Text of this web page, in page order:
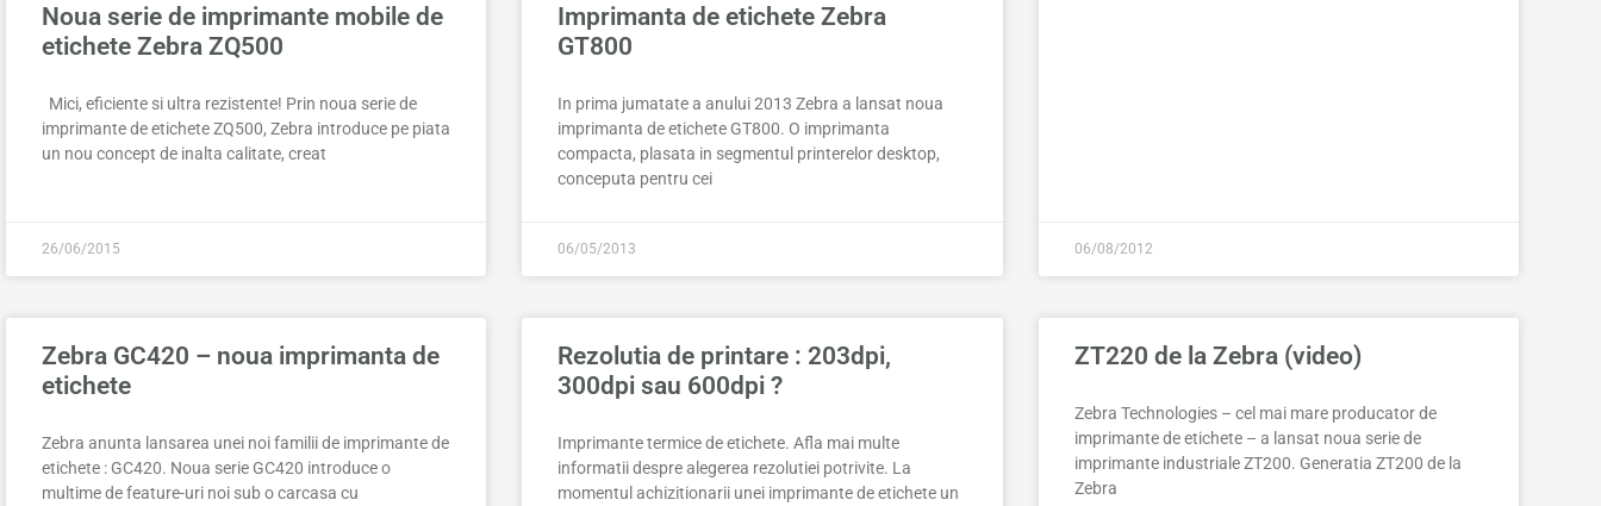
Noua serie de imprimante mobile de
etichete Zebra ZQ500
Mici, eficiente si ultra rezistente! Prin noua serie de
imprimante de etichete ZQ500, Zebra introduce pe piata
un nou concept de inalta calitate, creat
26/06/2015
Imprimanta de etichete Zebra
GT800
In prima jumatate a anului 2013 Zebra a lansat noua
imprimanta de etichete GT800. O imprimanta
compacta, plasata in segmentul printerelor desktop,
conceputa pentru cei
06/05/2013 06/08/2012
Zebra GC420 – noua imprimanta de
etichete
Zebra anunta lansarea unei noi familii de imprimante de
etichete : GC420. Noua serie GC420 introduce o
multime de feature-uri noi sub o carcasa cu
Rezolutia de printare : 203dpi,
300dpi sau 600dpi ?
Imprimante termice de etichete. Afla mai multe
informatii despre alegerea rezolutiei potrivite. La
momentul achizitionarii unei imprimante de etichete un
ZT220 de la Zebra (video)
Zebra Technologies – cel mai mare producator de
imprimante de etichete – a lansat noua serie de
imprimante industriale ZT200. Generatia ZT200 de la
Zebra